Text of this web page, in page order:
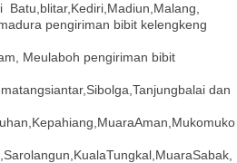
Batu,blitar,Kediri,Madiun,Malang,
pengiriman bibit kelengkeng
Meulaboh pengiriman bibit
dan